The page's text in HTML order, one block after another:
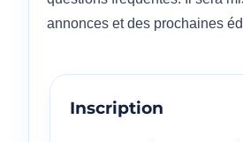
annonces et des prochaines
Inscription